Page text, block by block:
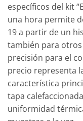
específicos del kit
una hora permite
19 a partir de un
también para otros
precisión para el
precio representa
característica
tapa
uniformidad